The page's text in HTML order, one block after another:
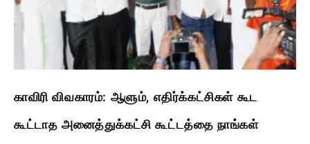
காவிரி விவகாரம்: ஆளும், எதிர்க்கட்சிகள் கூட
கூட்டாத அனைத்துக்கட்சி கூட்டத்தை நாங்கள்